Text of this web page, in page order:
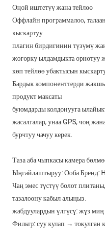
Оңой иштетүү жана тейлөө
Оффлайн программалоо,
кыскартуу
плагин бирдигинин түзүмү
жогорку ылдамдыкта орнотуу
көп тейлөө убактысын
Бардык компоненттерди
продукт максаты
буюмдарды колдонууга
жасалгалар, унаа GPS, чоң
бурчтуу чачуу керек.
Таза аба чыпкасы камера
Ыңгайлаштыруу: Ооба Бренд:
Чаң эмес түстүү болот
тазалоону кабыл алыңыз.
жабдуулардын үлгүсү: жүз
Фильтр: суу кулап →